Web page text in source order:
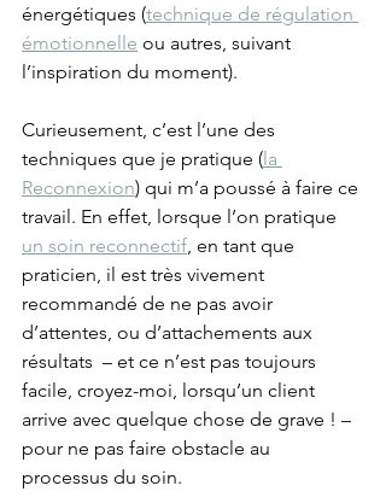
énergétiques (technique de régulation
émotionnelle ou autres, suivant
l’inspiration du moment).
Curieusement, c’est l’une des
techniques que je pratique (la
Reconnexion) qui m’a poussé à faire ce
travail. En effet, lorsque l’on pratique
un soin reconnectif , en tant que
praticien, il est très vivement
recommandé de ne pas avoir
d’attentes, ou d’attachements aux
résultats  – et ce n’est pas toujours
facile, croyez-moi, lorsqu’un client
arrive avec quelque chose de grave ! –
pour ne pas faire obstacle au
processus du soin.